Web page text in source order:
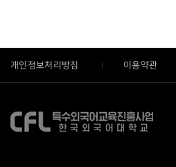
개인정보처리방침 이용약관